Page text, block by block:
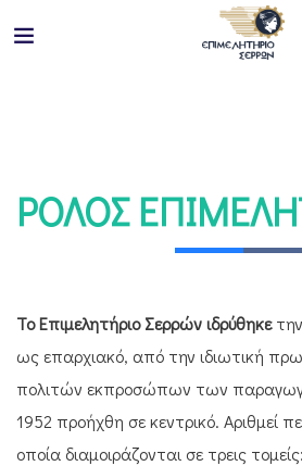
ΡΌΛΟΣ
Το Επιμελητήριο Σερρών ιδρύθηκε
ως επαρχιακό, από την ιδιωτική
πολιτών εκπροσώπων των
1952 προήχθη σε κεντρικό. Αριθμεί
οποία διαμοιράζονται σε τρεις